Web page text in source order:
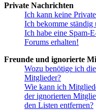
Private Nachrichten
Ich kann keine
Ich bekomme
Ich habe eine Spam-
Forums erhalten!
Freunde und ignorierte
Wozu benötige ich
Mitglieder?
Wie kann ich
der ignorierten
den Listen entfernen?